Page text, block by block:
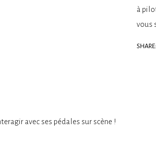
à
vous
SHARE:
avec ses pédales sur scène !